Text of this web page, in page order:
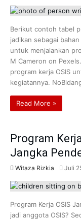
Berikut contoh tabel
jadikan sebagai
untuk menjalankan
M Cameron on
program kerja OSIS
kegiatannya.
Read More »
Program
Jangka
Witaza Rizkia Juli
Program Kerja OSIS
jadi anggota OSIS?